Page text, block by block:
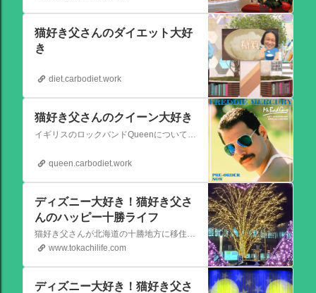
猫好き父さんのダイエット大好
き
diet.carbodiet.work
猫好き父さんのクイーン大好き
queen.carbodiet.work
ディズニー大好き！猫好き父さ
んのハッピー十勝ライフ
猫好き父さんが北海道の十勝地方に移住しました。なれない北海道の暮らしについてお伝えします。
www.tokachilife.com
ディズニー大好き！猫好き父さ